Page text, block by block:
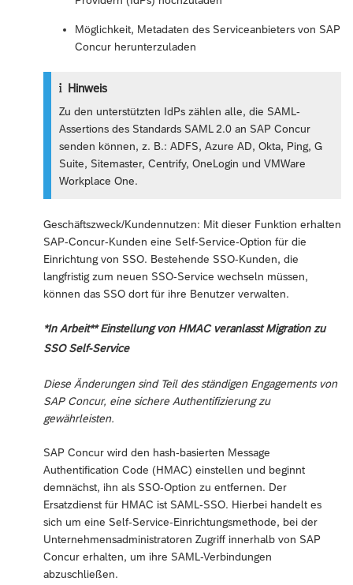
Möglichkeit, Metadaten des Serviceanbieters von SAP
Concur herunterzuladen
Hinweis
Zu den unterstützten IdPs zählen alle, die SAML-
Assertions des Standards SAML 2.0 an SAP Concur
senden können, z. B.: ADFS, Azure AD, Okta, Ping, G
Suite, Sitemaster, Centrify, OneLogin und VMWare
Workplace One.
Geschäftszweck/Kundennutzen: Mit dieser Funktion erhalten
SAP-Concur-Kunden eine Self-Service-Option für die
Einrichtung von SSO. Bestehende SSO-Kunden, die
langfristig zum neuen SSO-Service wechseln müssen,
können das SSO dort für ihre Benutzer verwalten.
*In Arbeit** Einstellung von HMAC veranlasst Migration zu
SSO Self-Service
Diese Änderungen sind Teil des ständigen Engagements von
SAP Concur, eine sichere Authentifizierung zu
gewährleisten.
SAP Concur wird den hash-basierten Message
Authentification Code (HMAC) einstellen und beginnt
demnächst, ihn als SSO-Option zu entfernen. Der
Ersatzdienst für HMAC ist SAML-SSO. Hierbei handelt es
sich um eine Self-Service-Einrichtungsmethode, bei der
Unternehmensadministratoren Zugriff innerhalb von SAP
Concur erhalten, um ihre SAML-Verbindungen
abzuschließen.